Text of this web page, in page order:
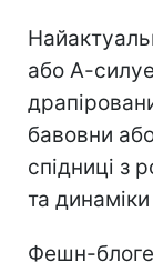
або А-
бавовни
спідниці з
та
Фешн-